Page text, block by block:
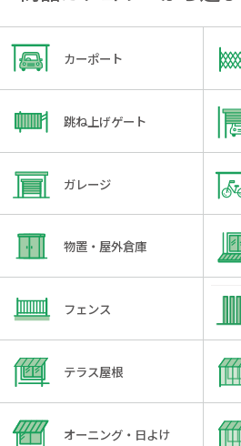
カーポート
跳ね上げゲート
ガレージ
物置・屋外倉庫
フェンス
テラス屋根
オーニング・日よけ